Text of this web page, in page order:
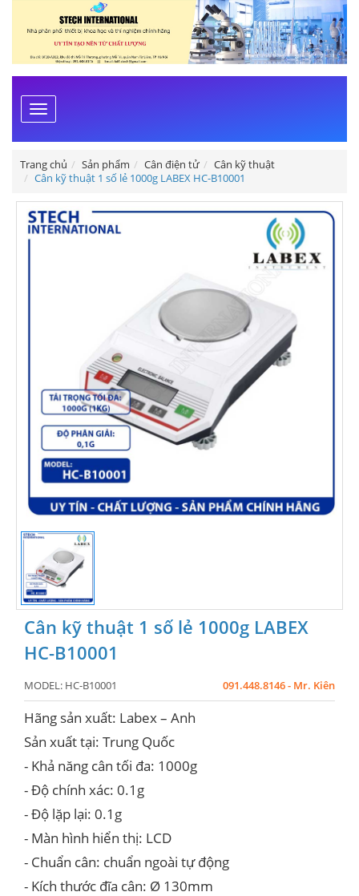
Toggle
navigation
Trang chủ Sản phẩm Cân điện tử
Cân kỹ thuật
Cân kỹ thuật 1 số lẻ 1000g LABEX HC-B10001
Cân kỹ thuật 1 số lẻ 1000g LABEX
HC-B10001
MODEL: HC-B10001 091.448.8146 - Mr. Kiên
Hãng sản xuất: Labex – Anh
Sản xuất tại: Trung Quốc
- Khả năng cân tối đa: 1000g
- Độ chính xác: 0.1g
- Độ lặp lại: 0.1g
- Màn hình hiển thị: LCD
- Chuẩn cân: chuẩn ngoài tự động
- Kích thước đĩa cân: Ø 130mm